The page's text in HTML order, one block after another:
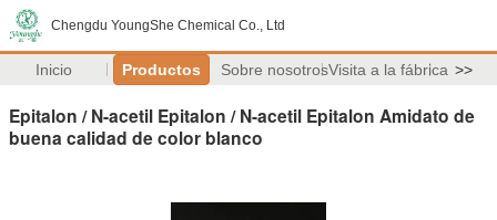
Chengdu YoungShe Chemical Co., Ltd
Inicio Productos Sobre nosotrosVisita a la fábrica >>
Epitalon / N-acetil Epitalon / N-acetil Epitalon Amidato de
buena calidad de color blanco